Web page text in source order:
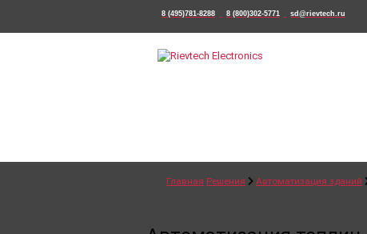
8 (495)781-8288 8 (800)302-5771 sd@rievtech.ru
Главная Решения Автоматизация зданий